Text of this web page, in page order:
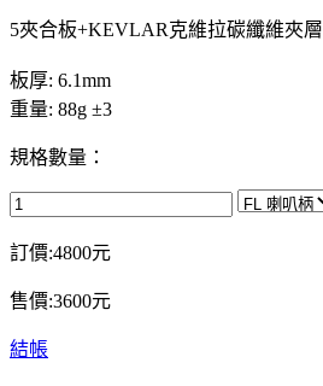
5夾合板+KEVLAR克維拉碳纖維夾層
板厚: 6.1mm
重量: 88g ±3
規格數量：
訂價:4800元
售價:3600元
結帳